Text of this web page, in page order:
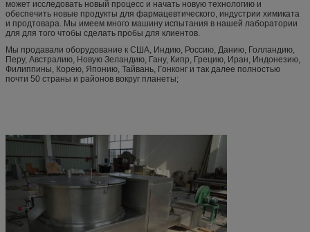
может исследовать новый процесс и начать новую технологию и
обеспечить новые продукты для фармацевтического, индустрии химиката
и продтовара. Мы имеем много машину испытания в нашей лаборатории
для для того чтобы сделать пробы для клиентов.
Мы продавали оборудование к США, Индию, Россию, Данию, Голландию,
Перу, Австралию, Новую Зеландию, Гану, Кипр, Грецию, Иран, Индонезию,
Филиппины, Корею, Японию, Тайвань, Гонконг и так далее полностью
почти 50 страны и районов вокруг планеты;